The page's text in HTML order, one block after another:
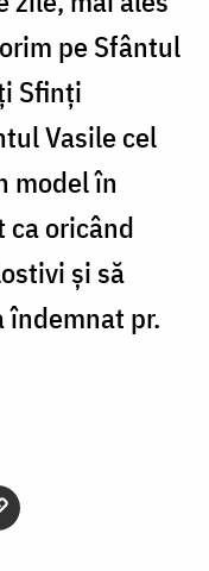
pe Sfântul
Sfinţi
Vasile cel
model în
ca oricând
şi să
îndemnat pr.